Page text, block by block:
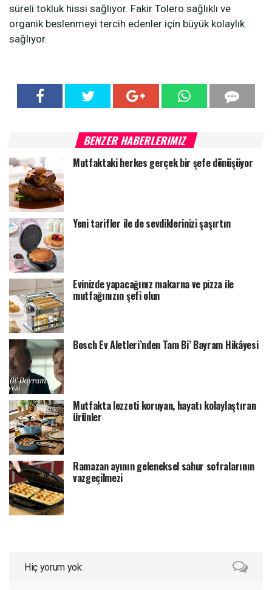
süreli tokluk hissi sağlıyor. Fakir Tolero sağlıklı ve
organik beslenmeyi tercih edenler için büyük kolaylık
sağlıyor.
BENZER HABERLERIMIZ
Mutfaktaki herkes gerçek bir şefe dönüşüyor
Yeni tarifler ile de sevdiklerinizi şaşırtın
Evinizde yapacağınız makarna ve pizza ile
mutfağınızın şefi olun
Bosch Ev Aletleri’nden Tam Bi’ Bayram Hikâyesi
Mutfakta lezzeti koruyan, hayatı kolaylaştıran
ürünler
Ramazan ayının geleneksel sahur sofralarının
vazgeçilmezi
Hiç yorum yok: